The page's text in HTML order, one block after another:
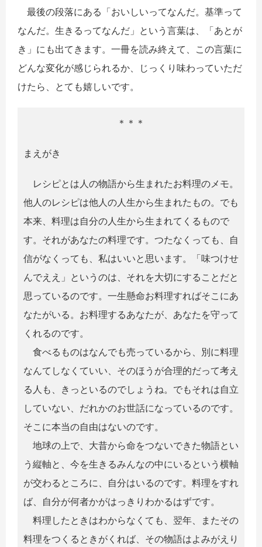
最後の段落にある「おいしいってなんだ。基準って
なんだ。生きるってなんだ」という言葉は、「あとが
き」にも出てきます。一冊を読み終えて、この言葉に
どんな変化が感じられるか、じっくり味わっていただ
けたら、とても嬉しいです。
＊＊＊
まえがき
レシピとは人の物語から生まれたお料理のメモ。
他人のレシピは他人の人生から生まれたもの。でも
本来、料理は自分の人生から生まれてくるもので
す。それがあなたの料理です。つたなくっても、自
信がなくっても、私はいいと思います。「味つけせ
んでええ」というのは、それを大切にすることだと
思っているのです。一生懸命お料理すればそこにあ
なたがいる。お料理するあなたが、あなたを守って
くれるのです。
食べるものはなんでも売っているから、別に料理
なんてしなくていい、そのほうが合理的だって考え
る人も、きっといるのでしょうね。でもそれは自立
していない、だれかのお世話になっているのです。
そこに本当の自由はないのです。
地球の上で、大昔から命をつないできた物語とい
う縦軸と、今を生きるみんなの中にいるという横軸
が交わるところに、自分はいるのです。料理をすれ
ば、自分が何者かがはっきりわかるはずです。
料理したときはわからなくても、翌年、またその
料理をつくるときがくれば、その物語はよみがえり